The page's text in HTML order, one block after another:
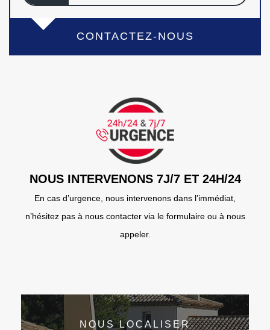
CONTACTEZ-NOUS
NOUS INTERVENONS 7J/7 ET 24H/24
En cas d’urgence, nous intervenons dans l’immédiat,
n’hésitez pas à nous contacter via le formulaire ou à nous
appeler.
NOUS LOCALISER